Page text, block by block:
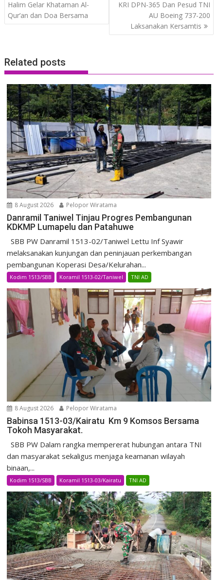
Halim Gelar Khataman Al-
Qur’an dan Doa Bersama
KRI DPN-365 Dan Pesud TNI
AU Boeing 737-200
Laksanakan Kersamtis
Related posts
8 August 2026 Pelopor Wiratama
Danramil Taniwel Tinjau Progres Pembangunan
KDKMP Lumapelu dan Patahuwe
SBB PW Danramil 1513-02/Taniwel Lettu Inf Syawir
melaksanakan kunjungan dan peninjauan perkembangan
pembangunan Koperasi Desa/Kelurahan...
Kodim 1513/SBB Koramil 1513-02/Taniwel TNI AD
8 August 2026 Pelopor Wiratama
Babinsa 1513-03/Kairatu Km 9 Komsos Bersama
Tokoh Masyarakat.
SBB PW Dalam rangka mempererat hubungan antara TNI
dan masyarakat sekaligus menjaga keamanan wilayah
binaan,...
Kodim 1513/SBB Koramil 1513-03/Kairatu TNI AD